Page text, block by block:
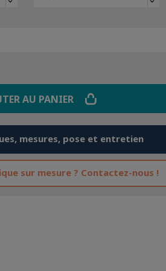
AU PANIER
mesures, pose et entretien
sur mesure ? Contactez-nous !